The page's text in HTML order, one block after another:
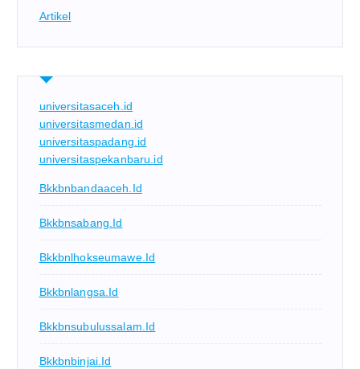
Artikel
universitasaceh.id
universitasmedan.id
universitaspadang.id
universitaspekanbaru.id
Bkkbnbandaaceh.id
Bkkbnsabang.id
Bkkbnlhokseumawe.id
Bkkbnlangsa.id
Bkkbnsubulussalam.id
Bkkbnbinjai.id